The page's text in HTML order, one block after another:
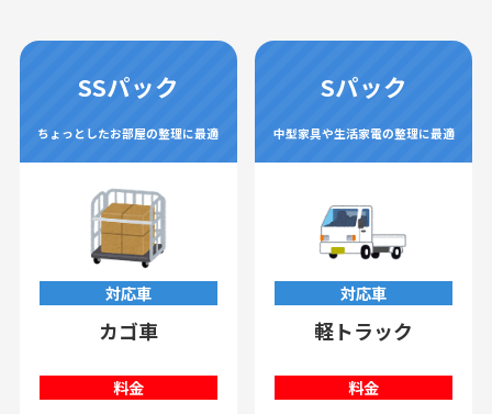
SSパック
ちょっとしたお部屋の整理に最適
対応車
カゴ車
料金
Sパック
中型家具や生活家電の整理に最適
対応車
軽トラック
料金